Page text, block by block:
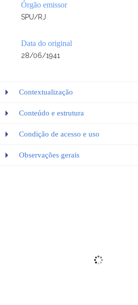
Órgão emissor
SPU/RJ
Data do original
28/06/1941
Contextualização
Conteúdo e estrutura
Condição de acesso e uso
Observações gerais